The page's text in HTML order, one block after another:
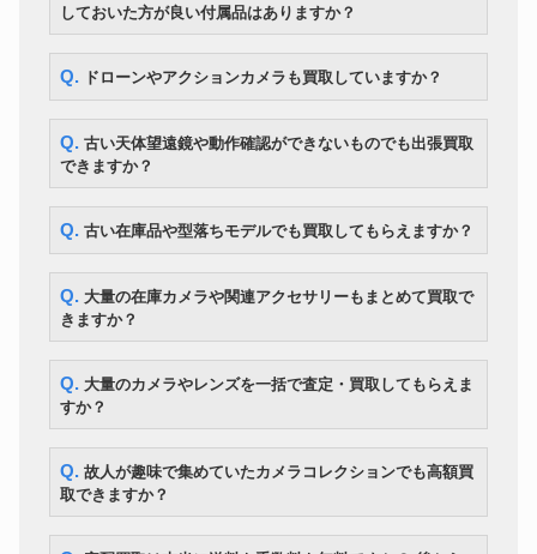
しておいた方が良い付属品はありますか？
Q. ドローンやアクションカメラも買取していますか？
Q. 古い天体望遠鏡や動作確認ができないものでも出張買取
できますか？
Q. 古い在庫品や型落ちモデルでも買取してもらえますか？
Q. 大量の在庫カメラや関連アクセサリーもまとめて買取で
きますか？
Q. 大量のカメラやレンズを一括で査定・買取してもらえま
すか？
Q. 故人が趣味で集めていたカメラコレクションでも高額買
取できますか？